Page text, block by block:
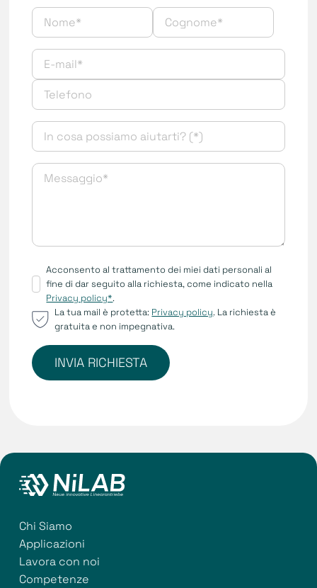
Acconsento al trattamento dei miei dati personali al
fine di dar seguito alla richiesta, come indicato nella
Privacy policy*.
La tua mail è protetta: Privacy policy. La richiesta è
gratuita e non impegnativa.
INVIA RICHIESTA
Chi Siamo
Applicazioni
Lavora con noi
Competenze